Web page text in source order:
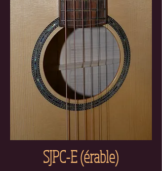
SJPC-E (érable)